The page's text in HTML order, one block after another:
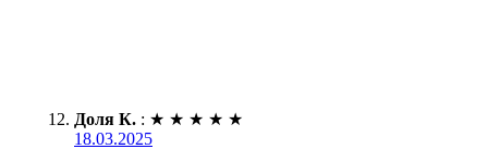
Доля К. : ★ ★ ★ ★ ★
18.03.2025